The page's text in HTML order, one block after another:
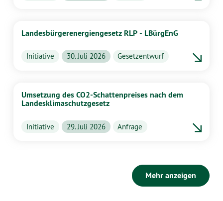
Landesbürgerenergiengesetz RLP - LBürgEnG
Initiative 30. Juli 2026 Gesetzentwurf
Umsetzung des CO2-Schattenpreises nach dem
Landesklimaschutzgesetz
Initiative 29. Juli 2026 Anfrage
Mehr anzeigen